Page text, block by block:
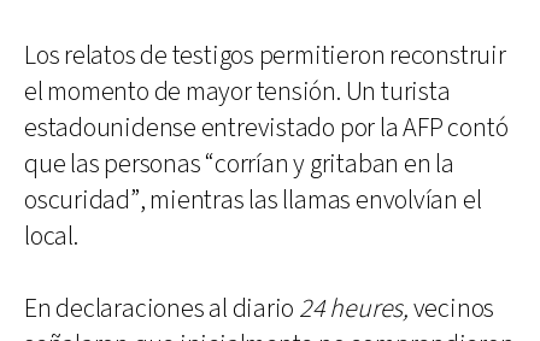
Los relatos de testigos permitieron reconstruir
el momento de mayor tensión. Un turista
estadounidense entrevistado por la AFP contó
que las personas “corrían y gritaban en la
oscuridad”, mientras las llamas envolvían el
local.
En declaraciones al diario 24 heures,vecinos